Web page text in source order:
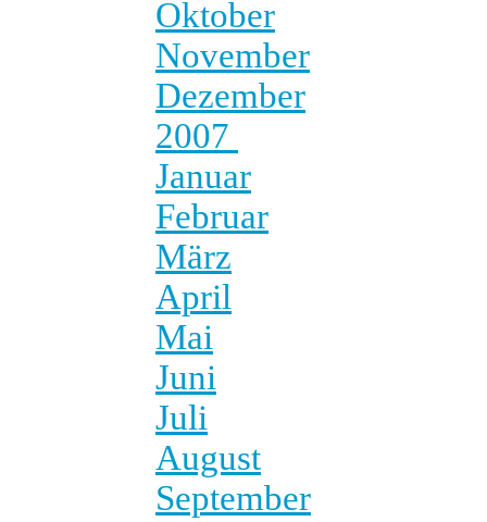
Oktober
November
Dezember
2007
Januar
Februar
März
April
Mai
Juni
Juli
August
September